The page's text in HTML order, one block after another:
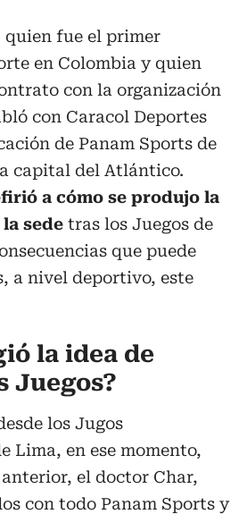
quien fue el primer
en Colombia y quien
con la organización
con Caracol Deportes
de Panam Sports de
capital del Atlántico.
a cómo se produjo la
sede tras los Juegos de
que puede
a nivel deportivo, este
la idea de
Juegos?
los Jugos
Lima, en ese momento,
el doctor Char,
con todo Panam Sports y